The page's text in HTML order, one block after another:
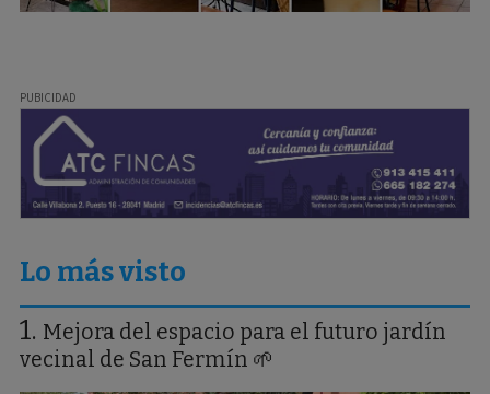
Lo más visto
Mejora del espacio para el futuro jardín
vecinal de San Fermín 🌱